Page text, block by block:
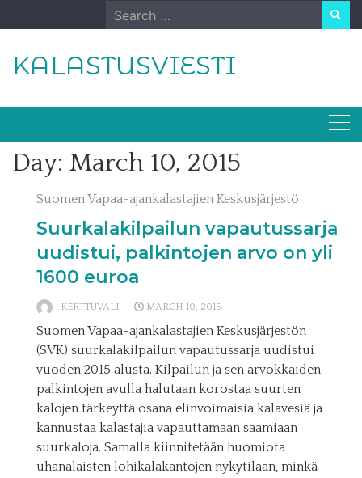
to
Search
for:
KALASTUSVIESTI
Day: March 10, 2015
Suomen Vapaa-ajankalastajien Keskusjärjestö
Suurkalakilpailun vapautussarja
uudistui, palkintojen arvo on yli
1600 euroa
KERTTUVALI MARCH 10, 2015
Suomen Vapaa-ajankalastajien Keskusjärjestön
(SVK) suurkalakilpailun vapautussarja uudistui
vuoden 2015 alusta. Kilpailun ja sen arvokkaiden
palkintojen avulla halutaan korostaa suurten
kalojen tärkeyttä osana elinvoimaisia kalavesiä ja
kannustaa kalastajia vapauttamaan saamiaan
suurkaloja. Samalla kiinnitetään huomiota
uhanalaisten lohikalakantojen nykytilaan, minkä